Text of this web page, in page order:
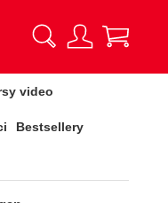
video
Bestsellery